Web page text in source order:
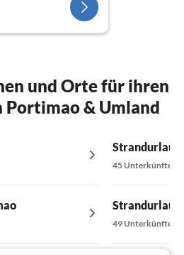
und Orte für ihren
& Umland
Strandurlaub
45 Unterkünfte
Strandurlaub
49 Unterkünfte